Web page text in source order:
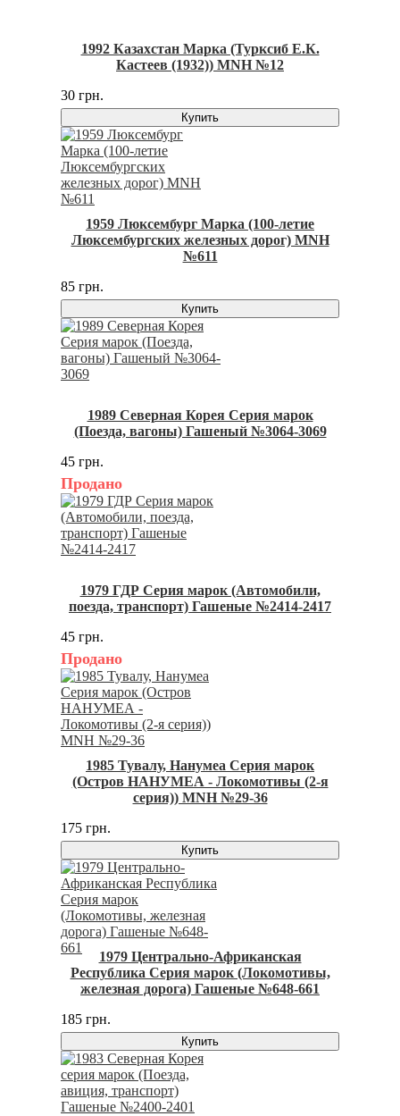
1992 Казахстан Марка (Турксиб Е.К.
Кастеев (1932)) MNH №12
30 грн.
Купить
1959 Люксембург Марка (100-летие
Люксембургских железных дорог) MNH
№611
85 грн.
Купить
1989 Северная Корея Серия марок
(Поезда, вагоны) Гашеный №3064-3069
45 грн.
Продано
1979 ГДР Серия марок (Автомобили,
поезда, транспорт) Гашеные №2414-2417
45 грн.
Продано
1985 Тувалу, Нанумеа Серия марок
(Остров НАНУМЕА - Локомотивы (2-я
серия)) MNH №29-36
175 грн.
Купить
1979 Центрально-Африканская
Республика Серия марок (Локомотивы,
железная дорога) Гашеные №648-661
185 грн.
Купить